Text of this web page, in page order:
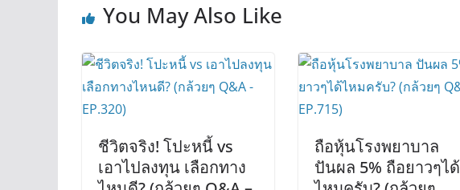
You May Also Like
ชีวิตจริง! โปะหนี้ vs
เอาไปลงทุน เลือกทาง
ถือหุ้นโรงพยาบาล
ปันผล 5% ถือยาวๆได้